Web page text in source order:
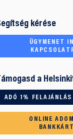
kérése
ÜGYMENET
a
ADÓ 1% FELAJÁNLÁS
ONLINE